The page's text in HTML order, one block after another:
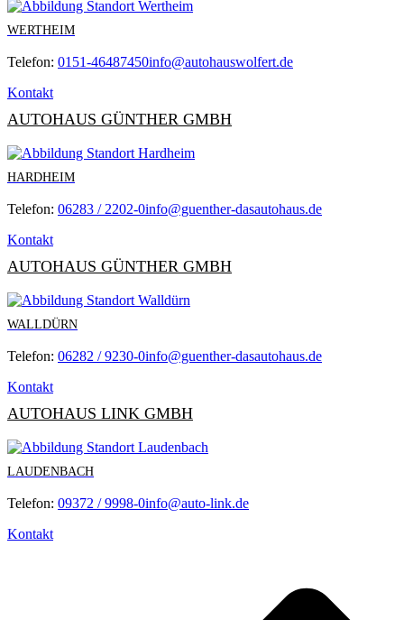
WERTHEIM
Telefon: 0151-46487450info@autohauswolfert.de
Kontakt
AUTOHAUS GÜNTHER GMBH
HARDHEIM
Telefon: 06283 / 2202-0info@guenther-dasautohaus.de
Kontakt
AUTOHAUS GÜNTHER GMBH
WALLDÜRN
Telefon: 06282 / 9230-0info@guenther-dasautohaus.de
Kontakt
AUTOHAUS LINK GMBH
LAUDENBACH
Telefon: 09372 / 9998-0info@auto-link.de
Kontakt